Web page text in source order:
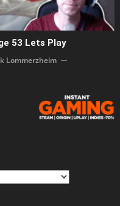
53 Lets Play
Lommerzheim